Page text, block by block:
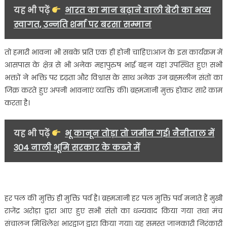
यह भी पढ़ें
भारत का मान बढ़ाने वाली बेटी का भव्य
स्वागत, उन्नति शर्मा पर बरसा सम्मान
तो हमारी भावना भी सबके प्रति एक ही होनी चाहिए।आज के इस कार्यक्रम में
आसपास के क्षेत्र से भी अनेक महापुरुष भाई बहन यहां उपस्थित हुए! सभी
भक्तों ने भक्ति पर दृढ़ता और विश्वास के साथ अनेक उन ब्रह्मलीन संतों का
जिक्र करते हुए अपनी भावनाएं व्यक्ति की। ब्रह्मज्ञानी मुक्त होकर सारे काम
करता है।
यह भी पढ़ें
भू कानून तोड़ा तो जमीन गई! नैनीताल में
304 नाली भूमि सरकार के कब्जे में
हर पल की मुक्ति ही मुक्ति पर्व है। ब्रह्मज्ञानी हर पल मुक्ति पर्व मनाते हैं मुखी
राजेंद्र अरोड़ा द्वारा आए हुए सभी संतो का धन्यवाद किया गया तथा मंच
संचालन मिथिलेश भारद्वाज द्वारा किया गया। यह समस्त जानकारी निरंकारी